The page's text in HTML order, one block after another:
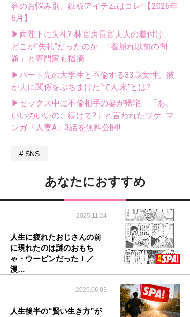
容のお悩み別、鉄板アイテムはコレ!【2026年
6月】
▶両陛下に失礼? 林官房長官夫人の着付け、
どこが“失礼”だったのか...「着崩れ以前の問
題」と専門家も指摘
▶パート先の大学生と不倫する33歳女性。彼
が夫に関係をぶちまけた“てん末”とは?
▶セックス中に不倫相手の妻が帰宅。「あ、
いいのいいの。続けて?」と言われたワケ...マ
ンガ『人妻A』3話を無料公開!
SNS
あなたにおすすめ
2025.11.24
人生に疲れたおじさんの前
に現れたのは謎のおもち
ゃ・ウーピンだった！／
漫…
2026.06.03
人生後半の“賢い生き方”が